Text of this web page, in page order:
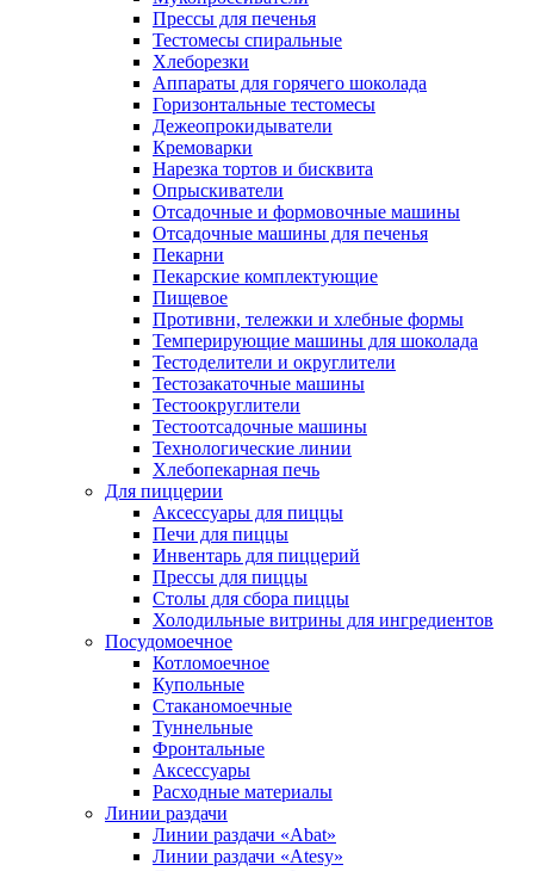
Прессы для печенья
Тестомесы спиральные
Хлеборезки
Аппараты для горячего шоколада
Горизонтальные тестомесы
Дежеопрокидыватели
Кремоварки
Нарезка тортов и бисквита
Опрыскиватели
Отсадочные и формовочные машины
Отсадочные машины для печенья
Пекарни
Пекарские комплектующие
Пищевое
Противни, тележки и хлебные формы
Темперирующие машины для шоколада
Тестоделители и округлители
Тестозакаточные машины
Тестоокруглители
Тестоотсадочные машины
Технологические линии
Хлебопекарная печь
Для пиццерии
Аксессуары для пиццы
Печи для пиццы
Инвентарь для пиццерий
Прессы для пиццы
Столы для сбора пиццы
Холодильные витрины для ингредиентов
Посудомоечное
Котломоечное
Купольные
Стаканомоечные
Туннельные
Фронтальные
Аксессуары
Расходные материалы
Линии раздачи
Линии раздачи «Abat»
Линии раздачи «Atesy»